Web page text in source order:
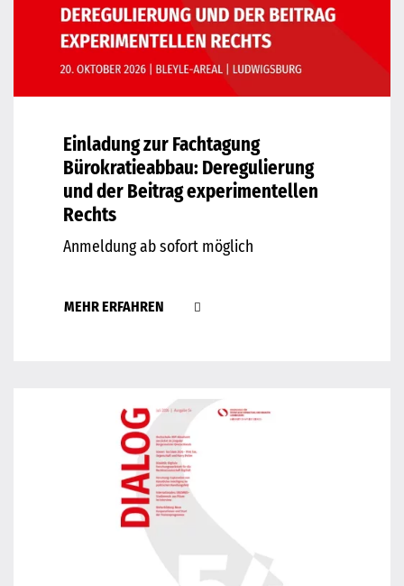
Einladung zur Fachtagung
Bürokratieabbau: Deregulierung
und der Beitrag experimentellen
Rechts
Anmeldung ab sofort möglich
MEHR ERFAHREN